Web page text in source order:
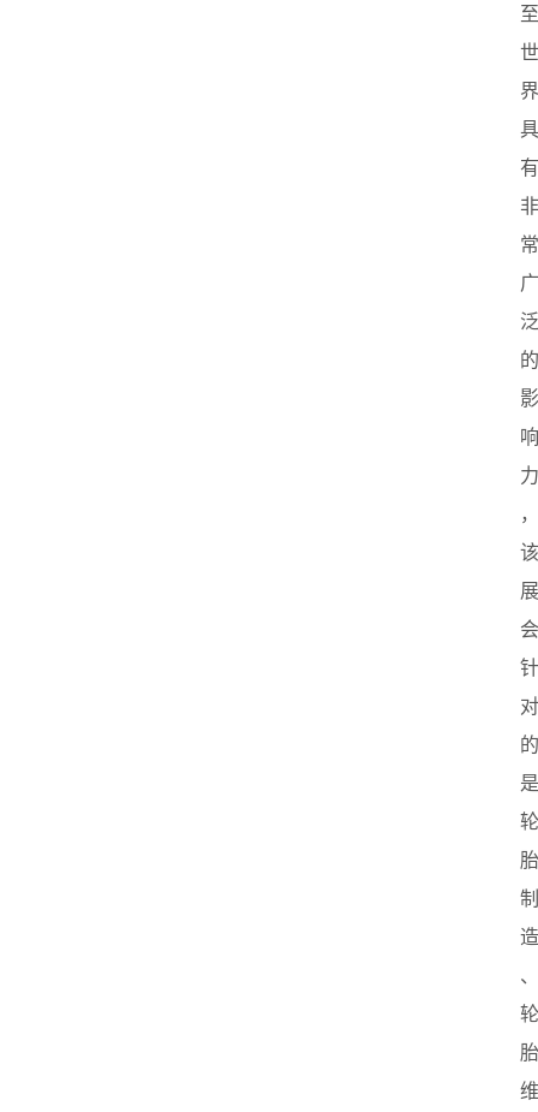
至
世
界
具
有
非
常
广
泛
的
影
响
力
，
该
展
会
针
对
的
是
轮
胎
制
造
、
轮
胎
维